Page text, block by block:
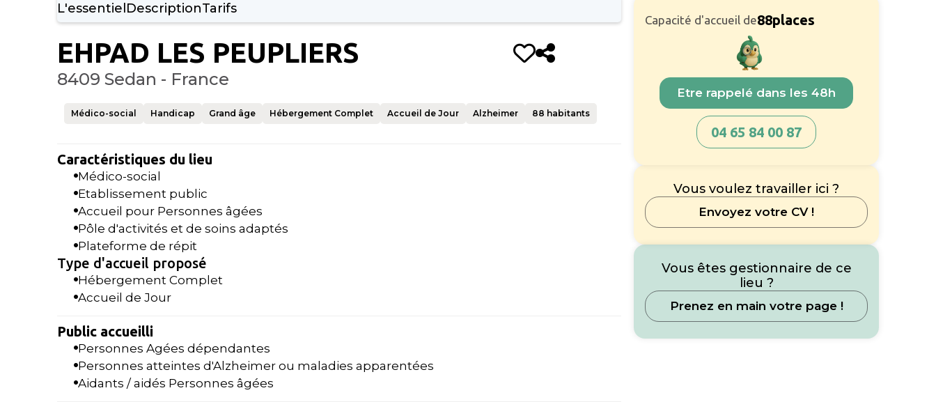
L'essentielDescriptionTarifs
EHPAD LES PEUPLIERS
8409 Sedan - France
Médico-social Handicap Grand âge Hébergement Complet Accueil de Jour Alzheimer 88 habitants
Caractéristiques du lieu
Médico-social
Etablissement public
Accueil pour Personnes âgées
Pôle d'activités et de soins adaptés
Plateforme de répit
Type d'accueil proposé
Hébergement Complet
Accueil de Jour
Public accueilli
Personnes Agées dépendantes
Personnes atteintes d'Alzheimer ou maladies apparentées
Aidants / aidés Personnes âgées
Capacité d'accueil de88places
Etre rappelé dans les 48h
04 65 84 00 87
Vous voulez travailler ici ?
Envoyez votre CV !
Vous êtes gestionnaire de ce
lieu ?
Prenez en main votre page !